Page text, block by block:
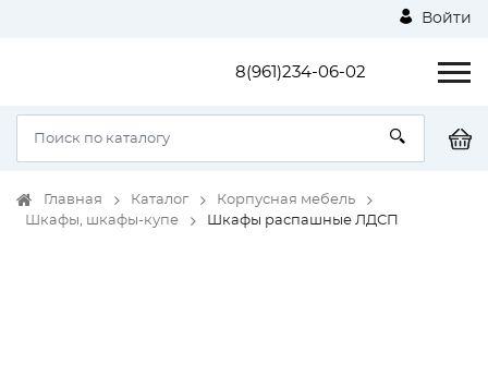
Войти
8(961)234-06-02
Главная Каталог
Корпусная мебель
Шкафы, шкафы-купе
Шкафы распашные ЛДСП